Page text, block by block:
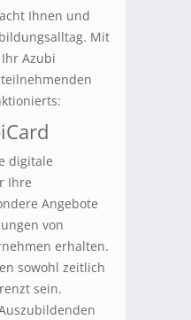
Ihnen und
Mit
Azubi
digitale
Ihre
Angebote
von
erhalten.
sowohl zeitlich
sein.